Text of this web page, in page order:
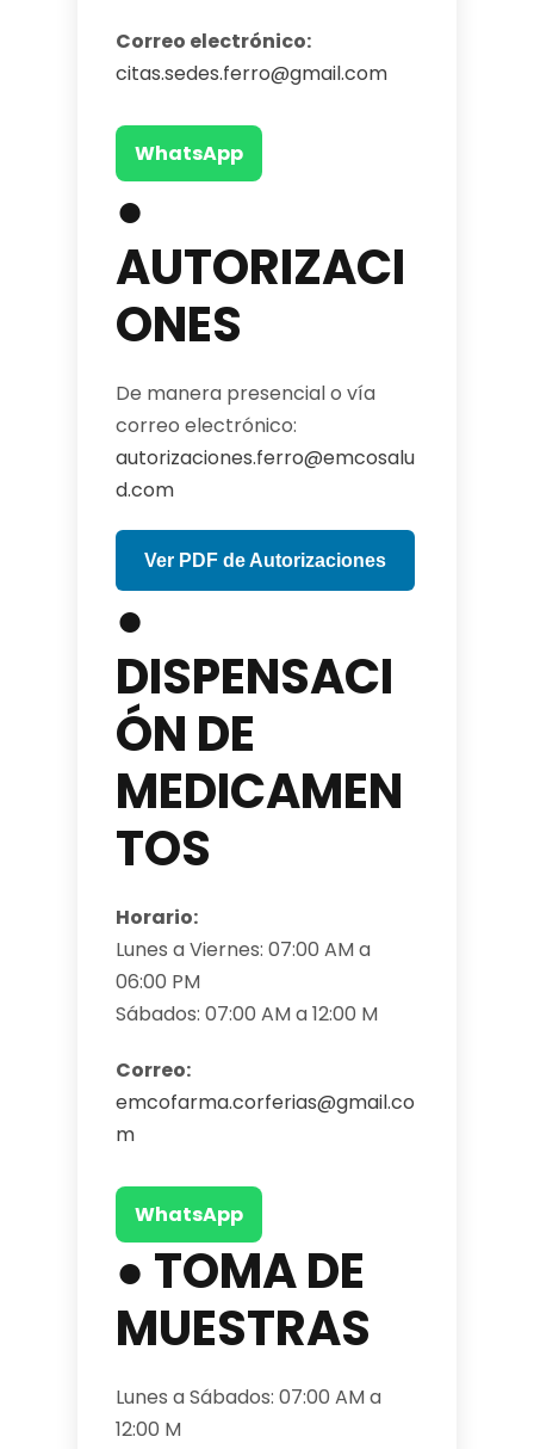
Correo electrónico:
citas.sedes.ferro@gmail.com
WhatsApp
●
AUTORIZACI
ONES
De manera presencial o vía
correo electrónico:
autorizaciones.ferro@emcosalu
d.com
Ver PDF de Autorizaciones
●
DISPENSACI
ÓN DE
MEDICAMEN
TOS
Horario:
Lunes a Viernes: 07:00 AM a
06:00 PM
Sábados: 07:00 AM a 12:00 M
Correo:
emcofarma.corferias@gmail.co
m
WhatsApp
● TOMA DE
MUESTRAS
Lunes a Sábados: 07:00 AM a
12:00 M